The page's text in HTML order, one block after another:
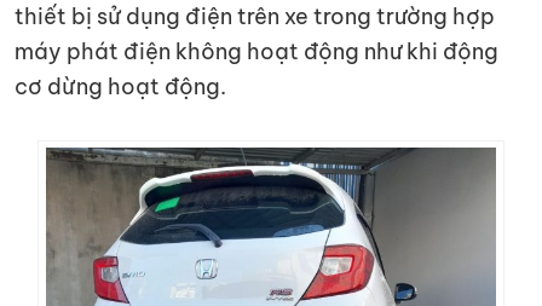
thiết bị sử dụng điện trên xe trong trường hợp
máy phát điện không hoạt động như khi động
cơ dừng hoạt động.